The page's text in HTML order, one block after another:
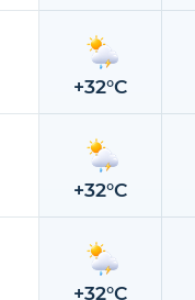
+32°C
+32°C
+32°C